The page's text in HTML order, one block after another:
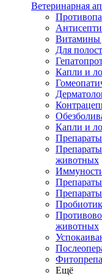
Ветеринарная
Витамины
Для
Капли и
Капли и
животных
животных
Ещё